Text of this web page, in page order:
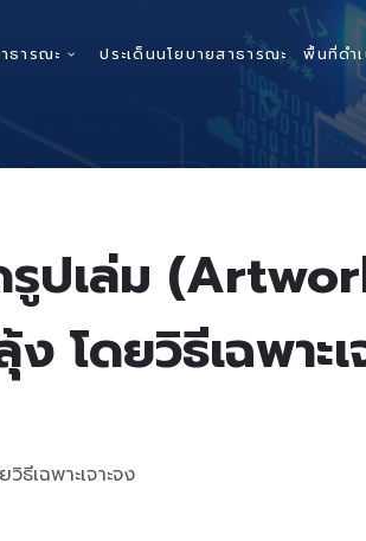
ธารณะ ประเด็นนโยบายสาธารณะ พื้นที่ดำ
รูปเล่ม
ดยวิธีเฉพาะเ
เฉพาะเจาะจง